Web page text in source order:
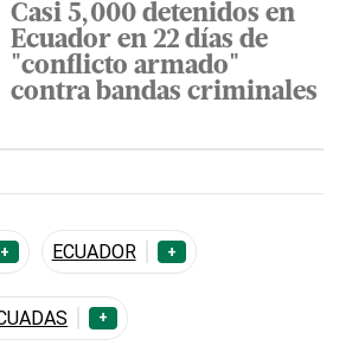
Casi 5,000 detenidos en
Ecuador en 22 días de
"conflicto armado"
contra bandas criminales
+ ECUADOR +
+